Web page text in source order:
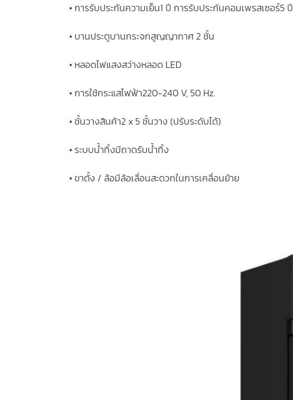
• การรับประกันความเย็น1 ปี การรับประกันคอมเพรสเซอร์5 ปี
• บานประตูบานกระจกสูญญากาศ 2 ชั้น
• หลอดไฟแสงสว่างหลอด LED
• การใช้กระแสไฟฟ้า220-240 V, 50 Hz.
• ชั้นวางสินค้า2 x 5 ชั้นวาง (ปรับระดับได้)
• ระบบน้ำทิ้งมีถาดรับน้ำทิ้ง
• ขาตั้ง / ล้อมีล้อเลื่อนสะดวกในการเคลื่อนย้าย